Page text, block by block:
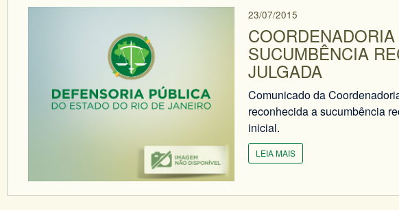
23/07/2015
SUCUMBÊNCIA
JULGADA
Comunicado da
reconhecida a sucumbência
inicial.
LEIA MAIS